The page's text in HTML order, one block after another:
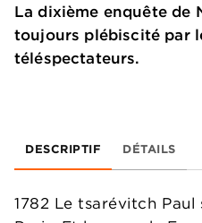
La dixième enquête de
toujours plébiscité par
téléspectateurs.
DESCRIPTIF DÉTAILS
1782 Le tsarévitch